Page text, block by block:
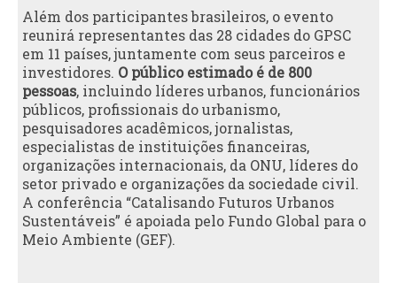
Além dos participantes brasileiros, o evento
reunirá representantes das 28 cidades do GPSC
em 11 países, juntamente com seus parceiros e
investidores. O público estimado é de 800
pessoas, incluindo líderes urbanos, funcionários
públicos, profissionais do urbanismo,
pesquisadores acadêmicos, jornalistas,
especialistas de instituições financeiras,
organizações internacionais, da ONU, líderes do
setor privado e organizações da sociedade civil.
A conferência “Catalisando Futuros Urbanos
Sustentáveis” é apoiada pelo Fundo Global para o
Meio Ambiente (GEF).